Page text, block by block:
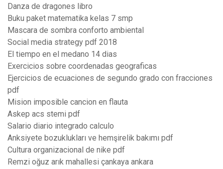
Danza de dragones libro
Buku paket matematika kelas 7 smp
Mascara de sombra conforto ambiental
Social media strategy pdf 2018
El tiempo en el medano 14 dias
Exercicios sobre coordenadas geograficas
Ejercicios de ecuaciones de segundo grado con fracciones
pdf
Mision imposible cancion en flauta
Askep acs stemi pdf
Salario diario integrado calculo
Anksiyete bozuklukları ve hemşirelik bakımı pdf
Cultura organizacional de nike pdf
Remzi oğuz arık mahallesi çankaya ankara